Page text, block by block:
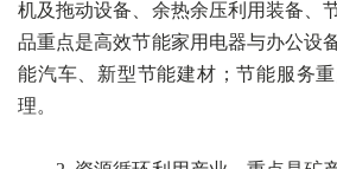
机及拖动设备、余热余压利用装备、
品重点是高效节能家用电器与办公设
能汽车、新型节能建材；节能服务
理。